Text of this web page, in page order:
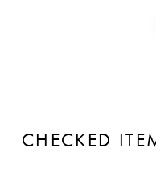
CHECKED